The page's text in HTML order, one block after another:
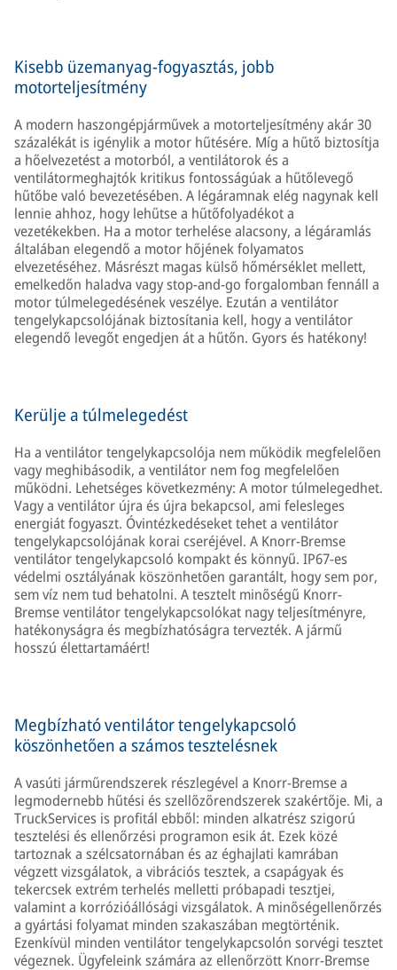
Kisebb üzemanyag-fogyasztás, jobb
motorteljesítmény
A modern haszongépjárművek a motorteljesítmény akár 30
százalékát is igénylik a motor hűtésére. Míg a hűtő biztosítja
a hőelvezetést a motorból, a ventilátorok és a
ventilátormeghajtók kritikus fontosságúak a hűtőlevegő
hűtőbe való bevezetésében. A légáramnak elég nagynak kell
lennie ahhoz, hogy lehűtse a hűtőfolyadékot a
vezetékekben. Ha a motor terhelése alacsony, a légáramlás
általában elegendő a motor hőjének folyamatos
elvezetéséhez. Másrészt magas külső hőmérséklet mellett,
emelkedőn haladva vagy stop-and-go forgalomban fennáll a
motor túlmelegedésének veszélye. Ezután a ventilátor
tengelykapcsolójának biztosítania kell, hogy a ventilátor
elegendő levegőt engedjen át a hűtőn. Gyors és hatékony!
Kerülje a túlmelegedést
Ha a ventilátor tengelykapcsolója nem működik megfelelően
vagy meghibásodik, a ventilátor nem fog megfelelően
működni. Lehetséges következmény: A motor túlmelegedhet.
Vagy a ventilátor újra és újra bekapcsol, ami felesleges
energiát fogyaszt. Óvintézkedéseket tehet a ventilátor
tengelykapcsolójának korai cseréjével. A Knorr-Bremse
ventilátor tengelykapcsoló kompakt és könnyű. IP67-es
védelmi osztályának köszönhetően garantált, hogy sem por,
sem víz nem tud behatolni. A tesztelt minőségű Knorr-
Bremse ventilátor tengelykapcsolókat nagy teljesítményre,
hatékonyságra és megbízhatóságra tervezték. A jármű
hosszú élettartamáért!
Megbízható ventilátor tengelykapcsoló
köszönhetően a számos tesztelésnek
A vasúti járműrendszerek részlegével a Knorr-Bremse a
legmodernebb hűtési és szellőzőrendszerek szakértője. Mi, a
TruckServices is profitál ebből: minden alkatrész szigorú
tesztelési és ellenőrzési programon esik át. Ezek közé
tartoznak a szélcsatornában és az éghajlati kamrában
végzett vizsgálatok, a vibrációs tesztek, a csapágyak és
tekercsek extrém terhelés melletti próbapadi tesztjei,
valamint a korrózióállósági vizsgálatok. A minőségellenőrzés
a gyártási folyamat minden szakaszában megtörténik.
Ezenkívül minden ventilátor tengelykapcsolón sorvégi tesztet
végeznek. Ügyfeleink számára az ellenőrzött Knorr-Bremse